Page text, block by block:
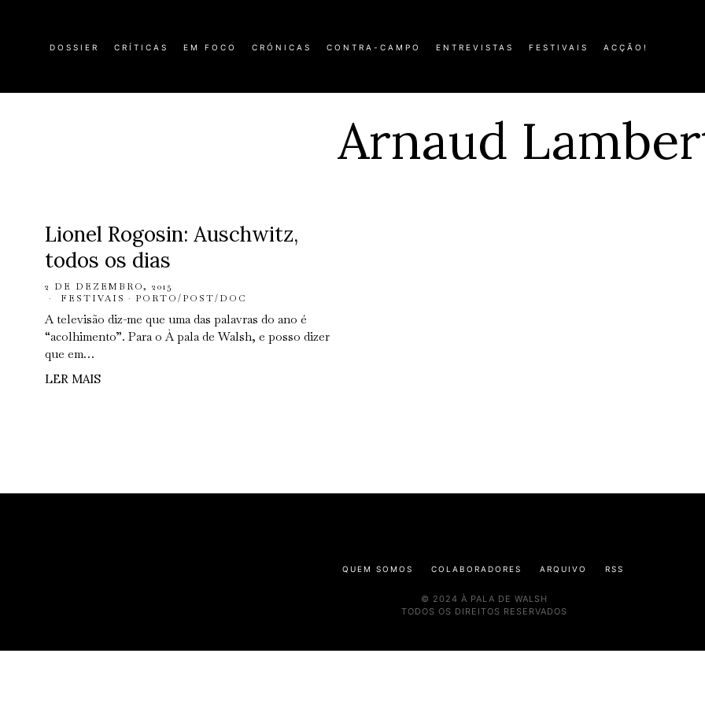
DOSSIER CRÍTICAS EM FOCO CRÓNICAS CONTRA-CAMPO ENTREVISTAS FESTIVAIS ACÇÃO!
Arnaud
Lionel Rogosin: Auschwitz,
todos os dias
2 DE DEZEMBRO, 2015
FESTIVAIS · PORTO/POST/DOC
A televisão diz-me que uma das palavras do ano é
“acolhimento”. Para o À pala de Walsh, e posso dizer
que em…
LER MAIS
QUEM SOMOS COLABORADORES ARQUIVO RSS
© 2024 À PALA DE WALSH
TODOS OS DIREITOS RESERVADOS